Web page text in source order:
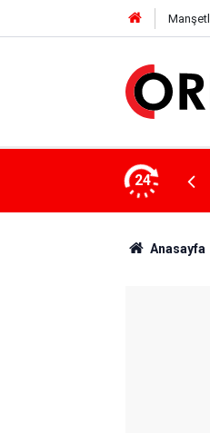
24
4 MİLYON LİRAYA YAKIN
Anasayfa